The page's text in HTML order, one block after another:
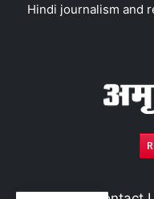
Hindi journalism and